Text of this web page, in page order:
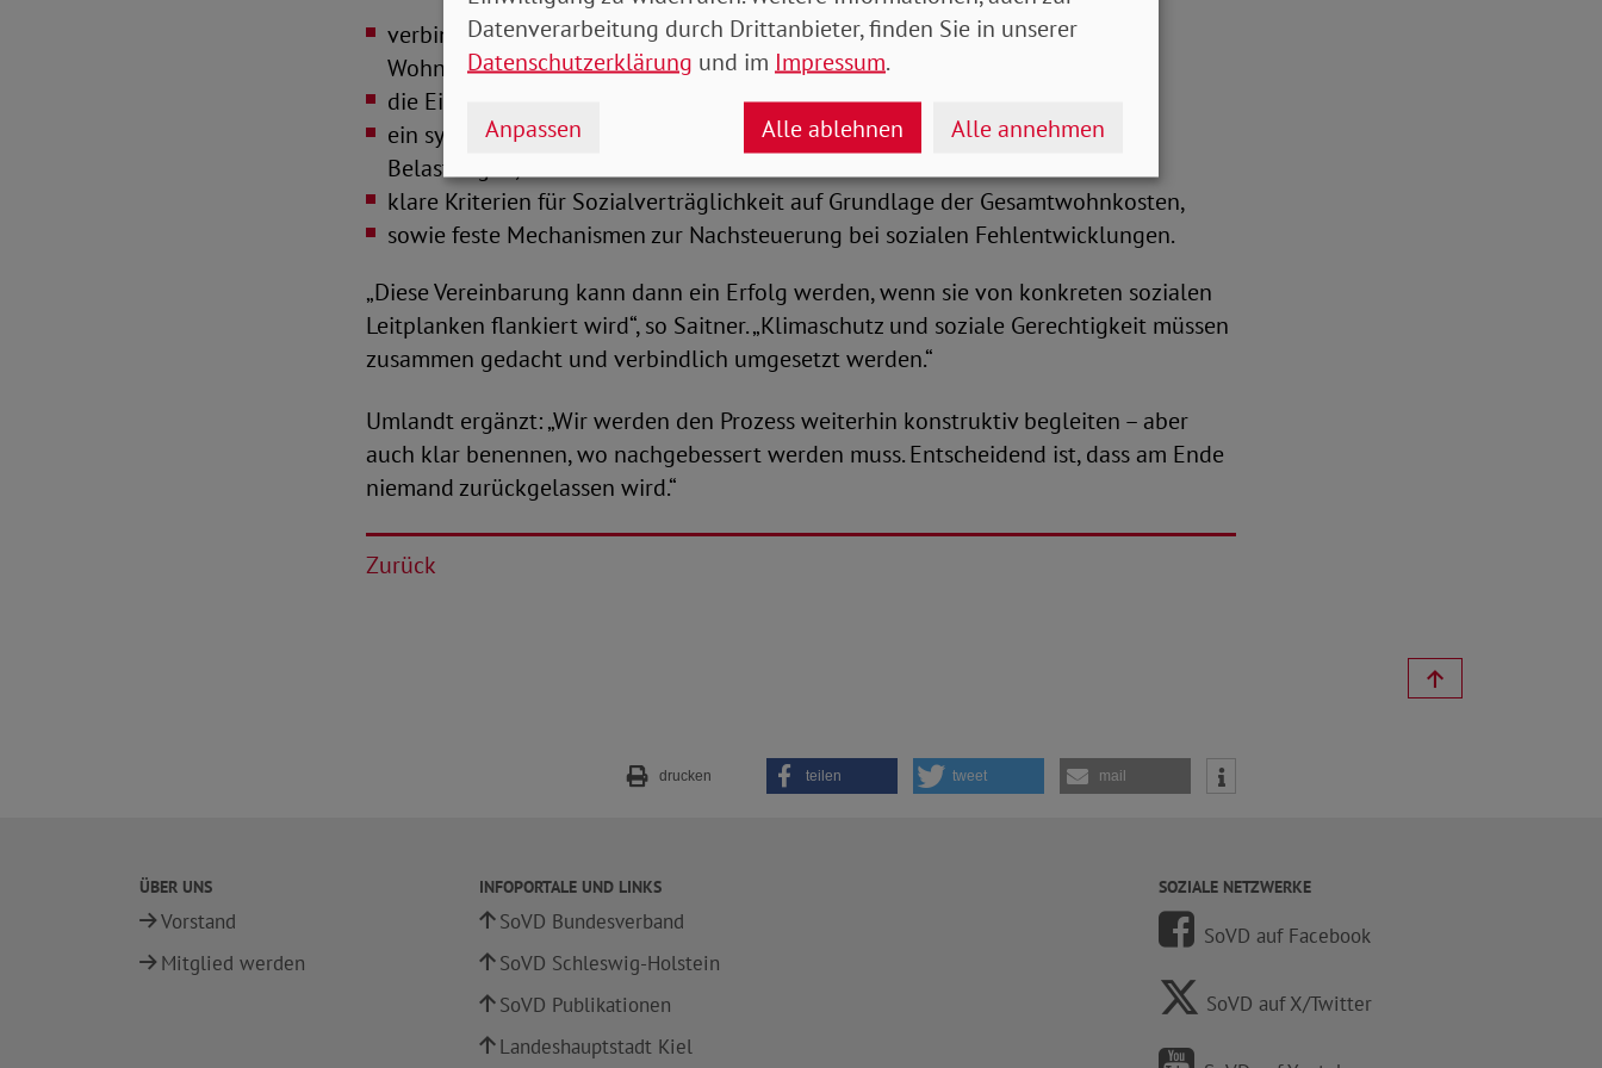
verbindliche soziale Sicherungsinstrumente zur Begrenzung von
Wohnkostenbelastungen,
die Einrichtung eines landesweiten Härtefall- oder Sozialfonds,
ein systematisches Sozialmonitoring zur Entwicklung der Wohnkosten und
Belastungen,
klare Kriterien für Sozialverträglichkeit auf Grundlage der Gesamtwohnkosten,
sowie feste Mechanismen zur Nachsteuerung bei sozialen Fehlentwicklungen.
„Diese Vereinbarung kann dann ein Erfolg werden, wenn sie von konkreten sozialen
Leitplanken flankiert wird“, so Saitner. „Klimaschutz und soziale Gerechtigkeit müssen
zusammen gedacht und verbindlich umgesetzt werden.“
Umlandt ergänzt: „Wir werden den Prozess weiterhin konstruktiv begleiten – aber
auch klar benennen, wo nachgebessert werden muss. Entscheidend ist, dass am Ende
niemand zurückgelassen wird.“
Zurück
drucken teilen tweet mail
ÜBER UNS
Vorstand
Mitglied werden
INFOPORTALE UND LINKS
SoVD Bundesverband
SoVD Schleswig-Holstein
SoVD Publikationen
Landeshauptstadt Kiel
SOZIALE NETZWERKE
SoVD auf Facebook
SoVD auf X/Twitter
Datenverarbeitung durch Drittanbieter, finden Sie in unserer
Datenschutzerklärung und im Impressum.
Anpassen Alle ablehnen Alle annehmen